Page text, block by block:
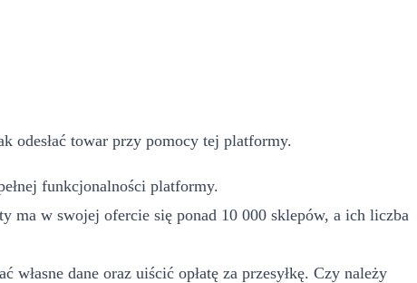
odesłać towar przy pomocy tej platformy.
funkcjonalności platformy.
ma w swojej ofercie się ponad 10 000 sklepów, a ich liczba
dane oraz uiścić opłatę za przesyłkę. Czy należy